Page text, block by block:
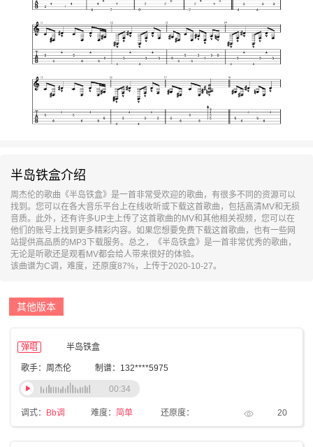
半岛铁盒介绍
周杰伦的歌曲《半岛铁盒》是一首非常受欢迎的歌曲，有很多不同的资源可以
找到。您可以在各大音乐平台上在线收听或下载这首歌曲，包括高清MV和无损
音质。此外，还有许多UP主上传了这首歌曲的MV和其他相关视频，您可以在
他们的账号上找到更多精彩内容。如果您想要免费下载这首歌曲，也有一些网
站提供高品质的MP3下载服务。总之，《半岛铁盒》是一首非常优秀的歌曲，
无论是听歌还是观看MV都会给人带来很好的体验。
该曲谱为C调，难度，还原度87%，上传于2020-10-27。
其他版本
弹唱 半岛铁盒
歌手：周杰伦 制谱：132****5975
调式： Bb调 难度： 简单 还原度： 20
00:34